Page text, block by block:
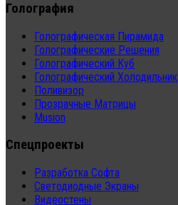
Голография
Голографическая Пирамида
Голографические Решения
Голографический Куб
Голографический Холодильник
Поливизор
Прозрачные Матрицы
Musion
Спецпроекты
Разработка Софта
Светодиодные Экраны
Видеостены